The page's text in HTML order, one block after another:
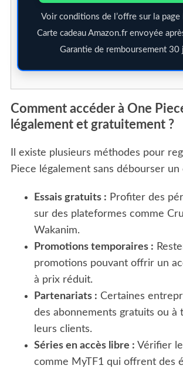
Voir conditions de l’offre sur la page
Carte cadeau Amazon.fr envoyée
Garantie de remboursement 30
Comment accéder à One
légalement et gratuitement ?
Il existe plusieurs méthodes pour
Piece légalement sans débourser
Essais gratuits : Profiter des
sur des plateformes comme
Wakanim.
Promotions temporaires :
promotions pouvant offrir un
à prix réduit.
Partenariats : Certaines
des abonnements gratuits ou à
leurs clients.
Séries en accès libre : Vérifier
comme MyTF1 qui offrent des
a
r
c
o